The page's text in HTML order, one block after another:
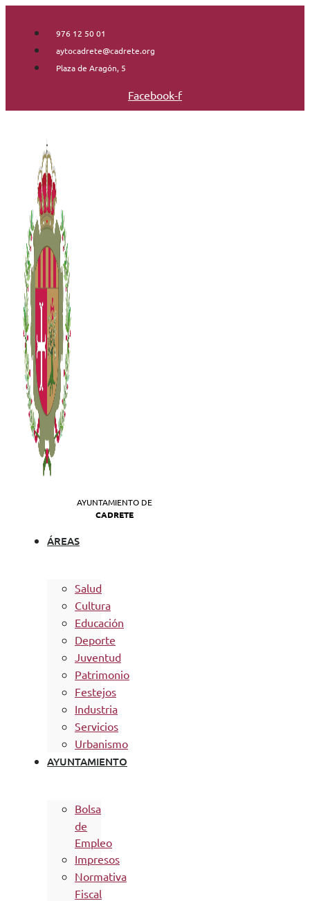
contenido
976 12 50 01
aytocadrete@cadrete.org
Plaza de Aragón, 5
Facebook-f
AYUNTAMIENTO DE
CADRETE
ÁREAS
Salud
Cultura
Educación
Deporte
Juventud
Patrimonio
Festejos
Industria
Servicios
Urbanismo
AYUNTAMIENTO
Bolsa
de
Empleo
Impresos
Normativa
Fiscal